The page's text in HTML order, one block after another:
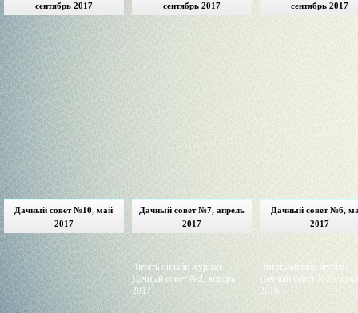
сентябрь 2017
сентябрь 2017
сентябрь 2017
Дачный совет №10, май
2017
Дачный совет №7, апрель
2017
Дачный совет №6,
2017
Читать онлайн журнал
Дачный совет №2, январь
2017
Читать онлайн журнал
Дачный совет №26,
2016